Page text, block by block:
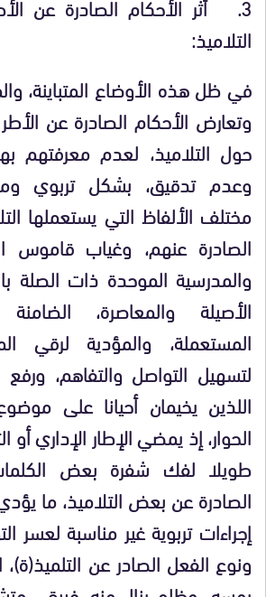
التلاميذ:
في ظل هذه الأوضاع المتباينة،
وتعارض الأحكام الصادرة عن الأطر
حول التلاميذ، لعدم معرفتهم
وعدم تدقيق، بشكل تربوي
مختلف الألفاظ التي يستعملها
الصادرة عنهم، وغياب قاموس
والمدرسية الموحدة ذات الصلة
الأصيلة والمعاصرة،
المستعملة، والمؤدية لرقي
لتسهيل التواصل والتفاهم،
اللذين يخيمان أحيانا على
الحوار، إذ يمضي الإطار الإداري أو
طويلا لفك شفرة بعض
الصادرة عن بعض التلاميذ، ما
إجراءات تربوية غير مناسبة لعسر
ونوع الفعل الصادر عن